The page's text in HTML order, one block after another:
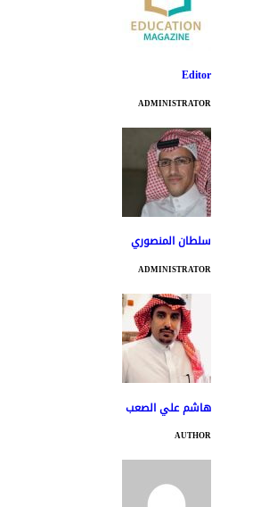
Editor
ADMINISTRATOR
سلطان المنصوري
ADMINISTRATOR
هاشم علي الصعب
AUTHOR